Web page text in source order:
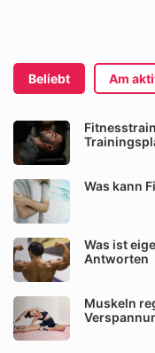
Beliebt Am
Was kann
Was ist
Antworten
Muskeln